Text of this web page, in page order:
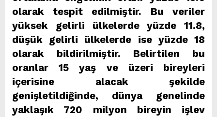
olarak tespit edilmiştir. Bu veriler
yüksek gelirli ülkelerde yüzde 11.8,
düşük gelirli ülkelerde ise yüzde 18
olarak bildirilmiştir. Belirtilen bu
oranlar 15 yaş ve üzeri bireyleri
içerisine alacak şekilde
genişletildiğinde, dünya genelinde
yaklaşık 720 milyon bireyin işlev